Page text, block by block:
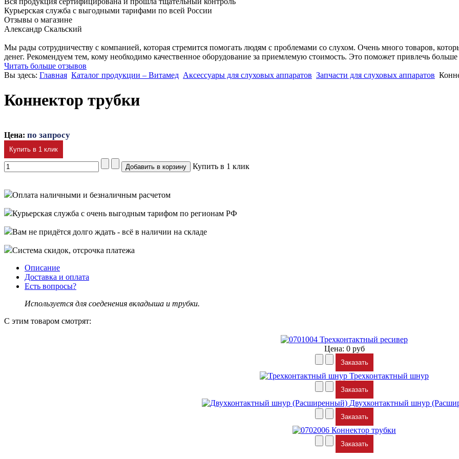
Курьерская служба с выгодными тарифами по всей России
Отзывы о магазине
Александр Скальский
Мы рады сотрудничеству с компанией, которая стремится помогать людям с проблемами со слухом. Очень много товаров,
денег. Рекомендуем тем, кому необходимо качественное оборудование за приемлемую стоимость. Это поможет привлечь
Читать больше отзывов
Вы здесь: Главная Каталог продукции – Витамед Аксессуары для слуховых аппаратов Запчасти для слуховых аппаратов
Коннектор трубки
Цена: по запросу
Купить в 1 клик
Купить в 1 клик
Оплата наличными и безналичным расчетом
Курьерская служба с очень выгодным тарифом по регионам РФ
Вам не придётся долго ждать - всё в наличии на складе
Система скидок, отсрочка платежа
Описание
Доставка и оплата
Есть вопросы?
Используется для соеденения вкладыша и трубки.
С этим товаром смотрят:
Трехконтактный ресивер
Цена: 0 руб
Заказать
Трехконтактный шнур
Заказать
Двухконтактный шнур
Заказать
Коннектор трубки
Заказать